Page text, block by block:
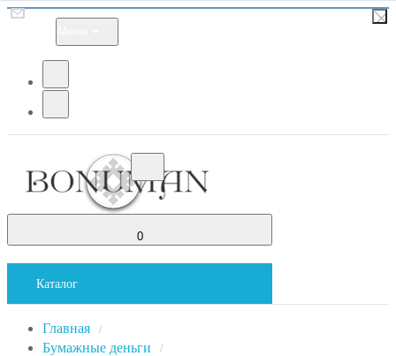
0
Каталог
Главная /
Бумажные деньги /